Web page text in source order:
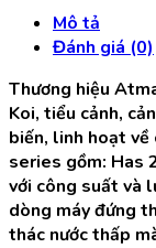
220w
số
lượng
Mô tả
Đánh giá (0)
Thương hiệu
Koi, tiểu cảnh,
biến, linh hoạt
series gồm: Has
với công suất và
dòng máy đứng
thác nước thấp